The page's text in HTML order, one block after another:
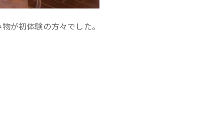
が初体験の方々でした。